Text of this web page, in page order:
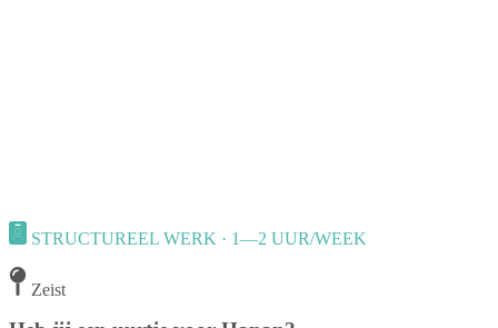
STRUCTUREEL WERK · 1—2 UUR/WEEK
Zeist